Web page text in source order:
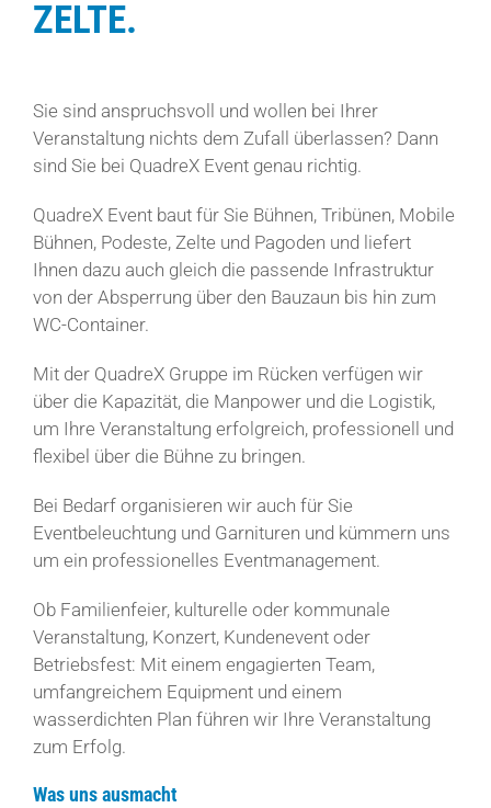
ZELTE.
Sie sind anspruchsvoll und wollen bei Ihrer
Veranstaltung nichts dem Zufall überlassen? Dann
sind Sie bei QuadreX Event genau richtig.
QuadreX Event baut für Sie Bühnen, Tribünen, Mobile
Bühnen, Podeste, Zelte und Pagoden und liefert
Ihnen dazu auch gleich die passende Infrastruktur
von der Absperrung über den Bauzaun bis hin zum
WC-Container.
Mit der QuadreX Gruppe im Rücken verfügen wir
über die Kapazität, die Manpower und die Logistik,
um Ihre Veranstaltung erfolgreich, professionell und
flexibel über die Bühne zu bringen.
Bei Bedarf organisieren wir auch für Sie
Eventbeleuchtung und Garnituren und kümmern uns
um ein professionelles Eventmanagement.
Ob Familienfeier, kulturelle oder kommunale
Veranstaltung, Konzert, Kundenevent oder
Betriebsfest: Mit einem engagierten Team,
umfangreichem Equipment und einem
wasserdichten Plan führen wir Ihre Veranstaltung
zum Erfolg.
Was uns ausmacht